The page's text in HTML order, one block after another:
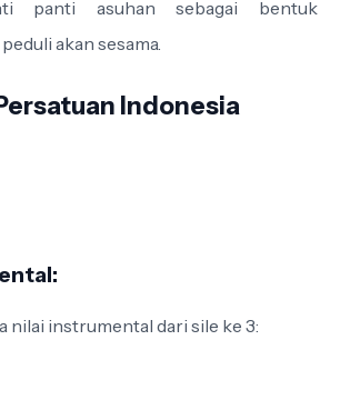
panti asuhan sebagai bentuk
akan sesama.
Indonesia
nilai instrumental dari sile ke 3: